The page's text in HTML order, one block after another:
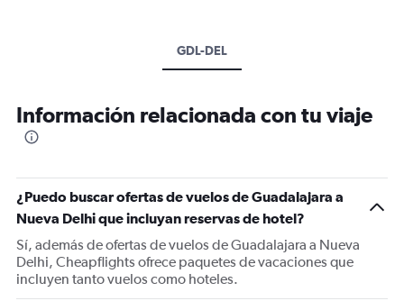
GDL-DEL
Información relacionada con tu viaje
¿Puedo buscar ofertas de vuelos de Guadalajara a
Nueva Delhi que incluyan reservas de hotel?
Sí, además de ofertas de vuelos de Guadalajara a Nueva
Delhi, Cheapflights ofrece paquetes de vacaciones que
incluyen tanto vuelos como hoteles.